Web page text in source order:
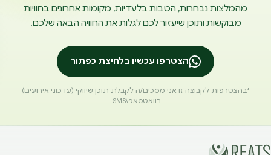
מהמלצות נבחרות, הטבות בלעדיות, מקומות אחרונים בחוויות
מבוקשות ותוכן שיעזור לכם לגלות את החוויה הבאה שלכם.
הצטרפו עכשיו בלחיצת כפתור
*בהצטרפות לקבוצה זו אני מסכים/ה לקבלת תוכן שיווקי (עדכוני אירועים)
בוואטסאפ\SMS.